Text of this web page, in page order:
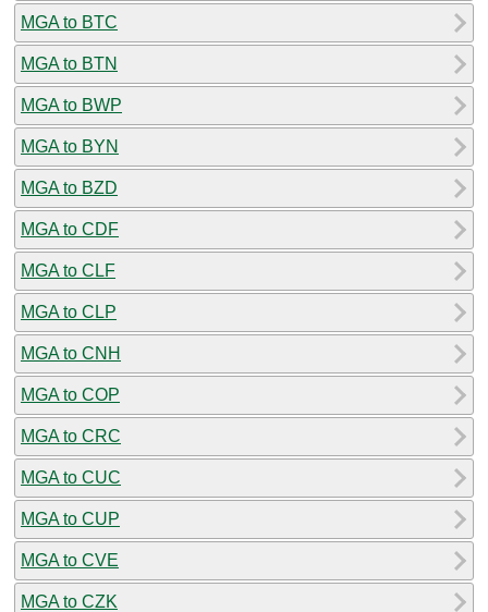
MGA to BTC
MGA to BTN
MGA to BWP
MGA to BYN
MGA to BZD
MGA to CDF
MGA to CLF
MGA to CLP
MGA to CNH
MGA to COP
MGA to CRC
MGA to CUC
MGA to CUP
MGA to CVE
MGA to CZK